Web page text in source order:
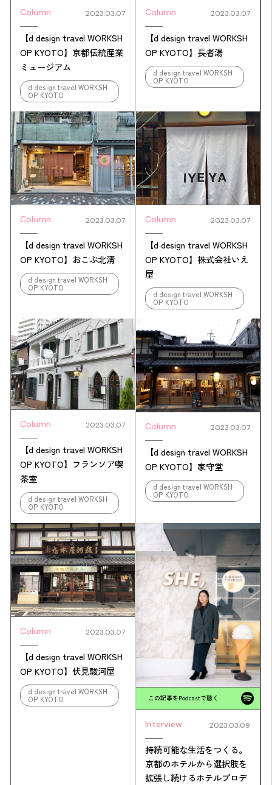
Column 2023.03.07
【d design travel WORKSH
OP KYOTO】京都伝統産業
ミュージアム
d design travel WORKSH
OP KYOTO
Column 2023.03.07
【d design travel WORKSH
OP KYOTO】長者湯
d design travel WORKSH
OP KYOTO
Column 2023.03.07
【d design travel WORKSH
OP KYOTO】おこぶ北淸
d design travel WORKSH
OP KYOTO
Column 2023.03.07
【d design travel WORKSH
OP KYOTO】株式会社いえ
屋
d design travel WORKSH
OP KYOTO
Column 2023.03.07
【d design travel WORKSH
OP KYOTO】フランソア喫
茶室
d design travel WORKSH
OP KYOTO
Column 2023.03.07
【d design travel WORKSH
OP KYOTO】家守堂
d design travel WORKSH
OP KYOTO
Column 2023.03.07
【d design travel WORKSH
OP KYOTO】伏見駿河屋
d design travel WORKSH
OP KYOTO
この記事をPodcastで聴く
Interview 2023.03.09
持続可能な生活をつくる。
京都のホテルから選択肢を
拡張し続けるホテルプロデ